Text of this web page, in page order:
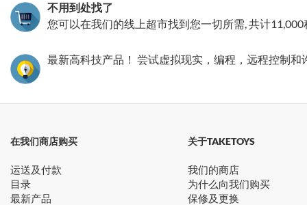
不用到处找了
您可以在我们的线上超市找到您一切所需, 共计11,000
最新高科技产品！ 尝试虚拟现实，编程，远程控制
在我们商店购买
运送及付款
目录
最新产品
关于TAKETOYS
我们的商店
为什么向我们购买
保修及更换